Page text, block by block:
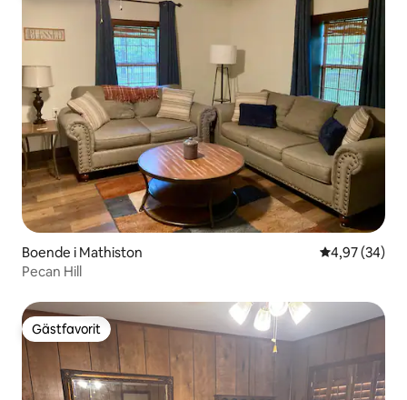
Boende i Mathiston 4,97 av 5 i
4,97 (34)
Pecan Hill
Gästfavorit
Gästfavorit